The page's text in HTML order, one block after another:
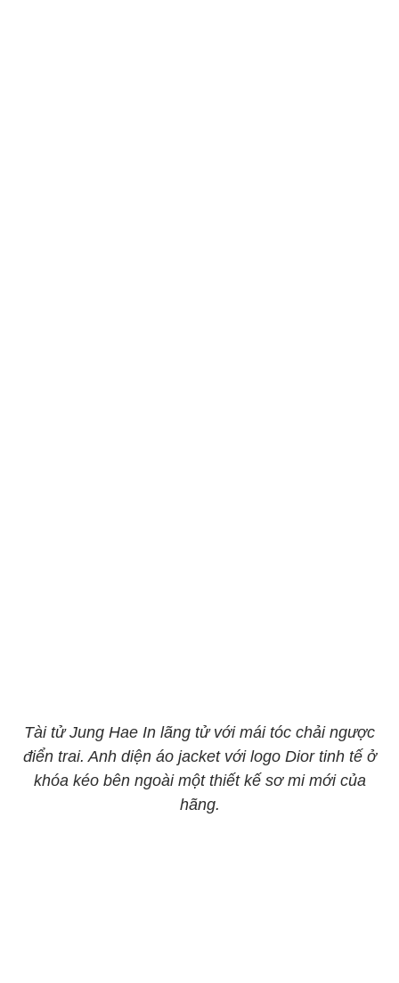
Tài tử Jung Hae In lãng tử với mái tóc chải ngược
điển trai. Anh diện áo jacket với logo Dior tinh tế ở
khóa kéo bên ngoài một thiết kế sơ mi mới của
hãng.